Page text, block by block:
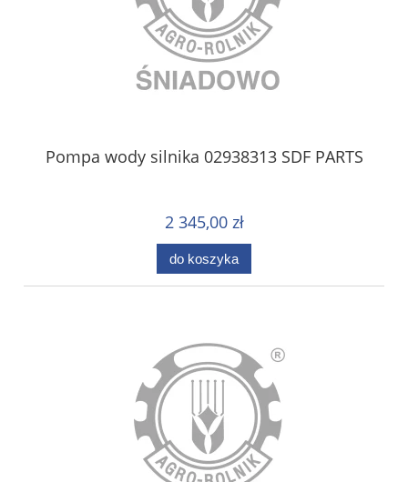
Pompa wody silnika 02938313 SDF PARTS
2 345,00 zł
do koszyka